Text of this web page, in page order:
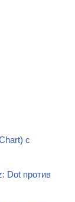
с
Dot против